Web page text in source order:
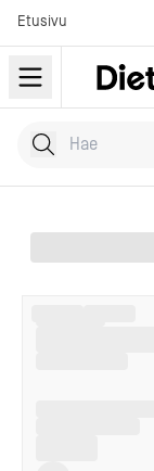
Etusivu
Hae tuotteita
Kirjoita hakusana...